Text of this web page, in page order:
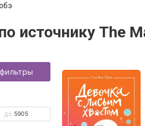
источнику The